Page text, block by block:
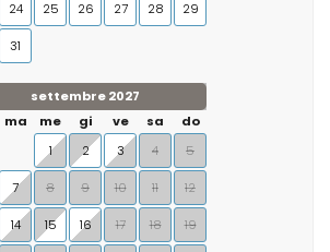
24 25 26 27 28 29
31
settembre 2027
ma me gi ve sa
do
1
2 3 4 5
7 8 9 10 11 12
14 15 16 17 18 19